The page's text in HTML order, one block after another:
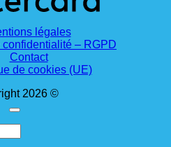
légales
confidentialité – RGPD
Contact
de cookies (UE)
2026 ©